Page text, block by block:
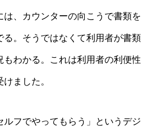
、カウンターの向こうで書類
。そうではなくて利用者が書
わかる。これは利用者の利便
ました。
フでやってもらう」というデ